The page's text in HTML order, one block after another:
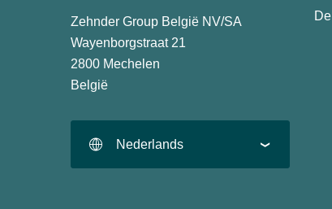
Zehnder Group België NV/SA
Wayenborgstraat 21
2800 Mechelen
België
Nederlands